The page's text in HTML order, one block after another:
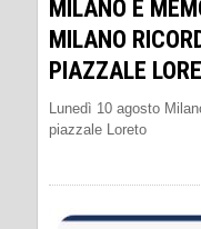
MILANO È
MILANO
PIAZZALE
Lunedì 10 agosto
piazzale Loreto